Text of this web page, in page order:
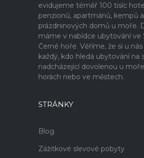
evidujeme téměř 100 tisíc
penzionů, apartmánů, kempů a
prázdninových domů u moře.
máme v nabídce ubytování ve
Černé hoře. Věříme, že si u
každý, kdo hledá ubytování na
nadcházející dovolenou u
horách nebo ve městech.
STRÁNKY
Blog
Zážitkové slevové pobyty